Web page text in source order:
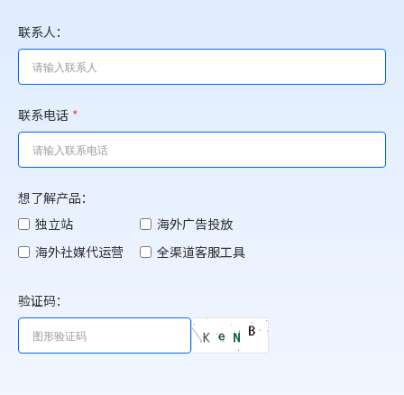
联系人：
联系电话 *
想了解产品：
独立站
海外广告投放
海外社媒代运营
全渠道客服工具
验证码：